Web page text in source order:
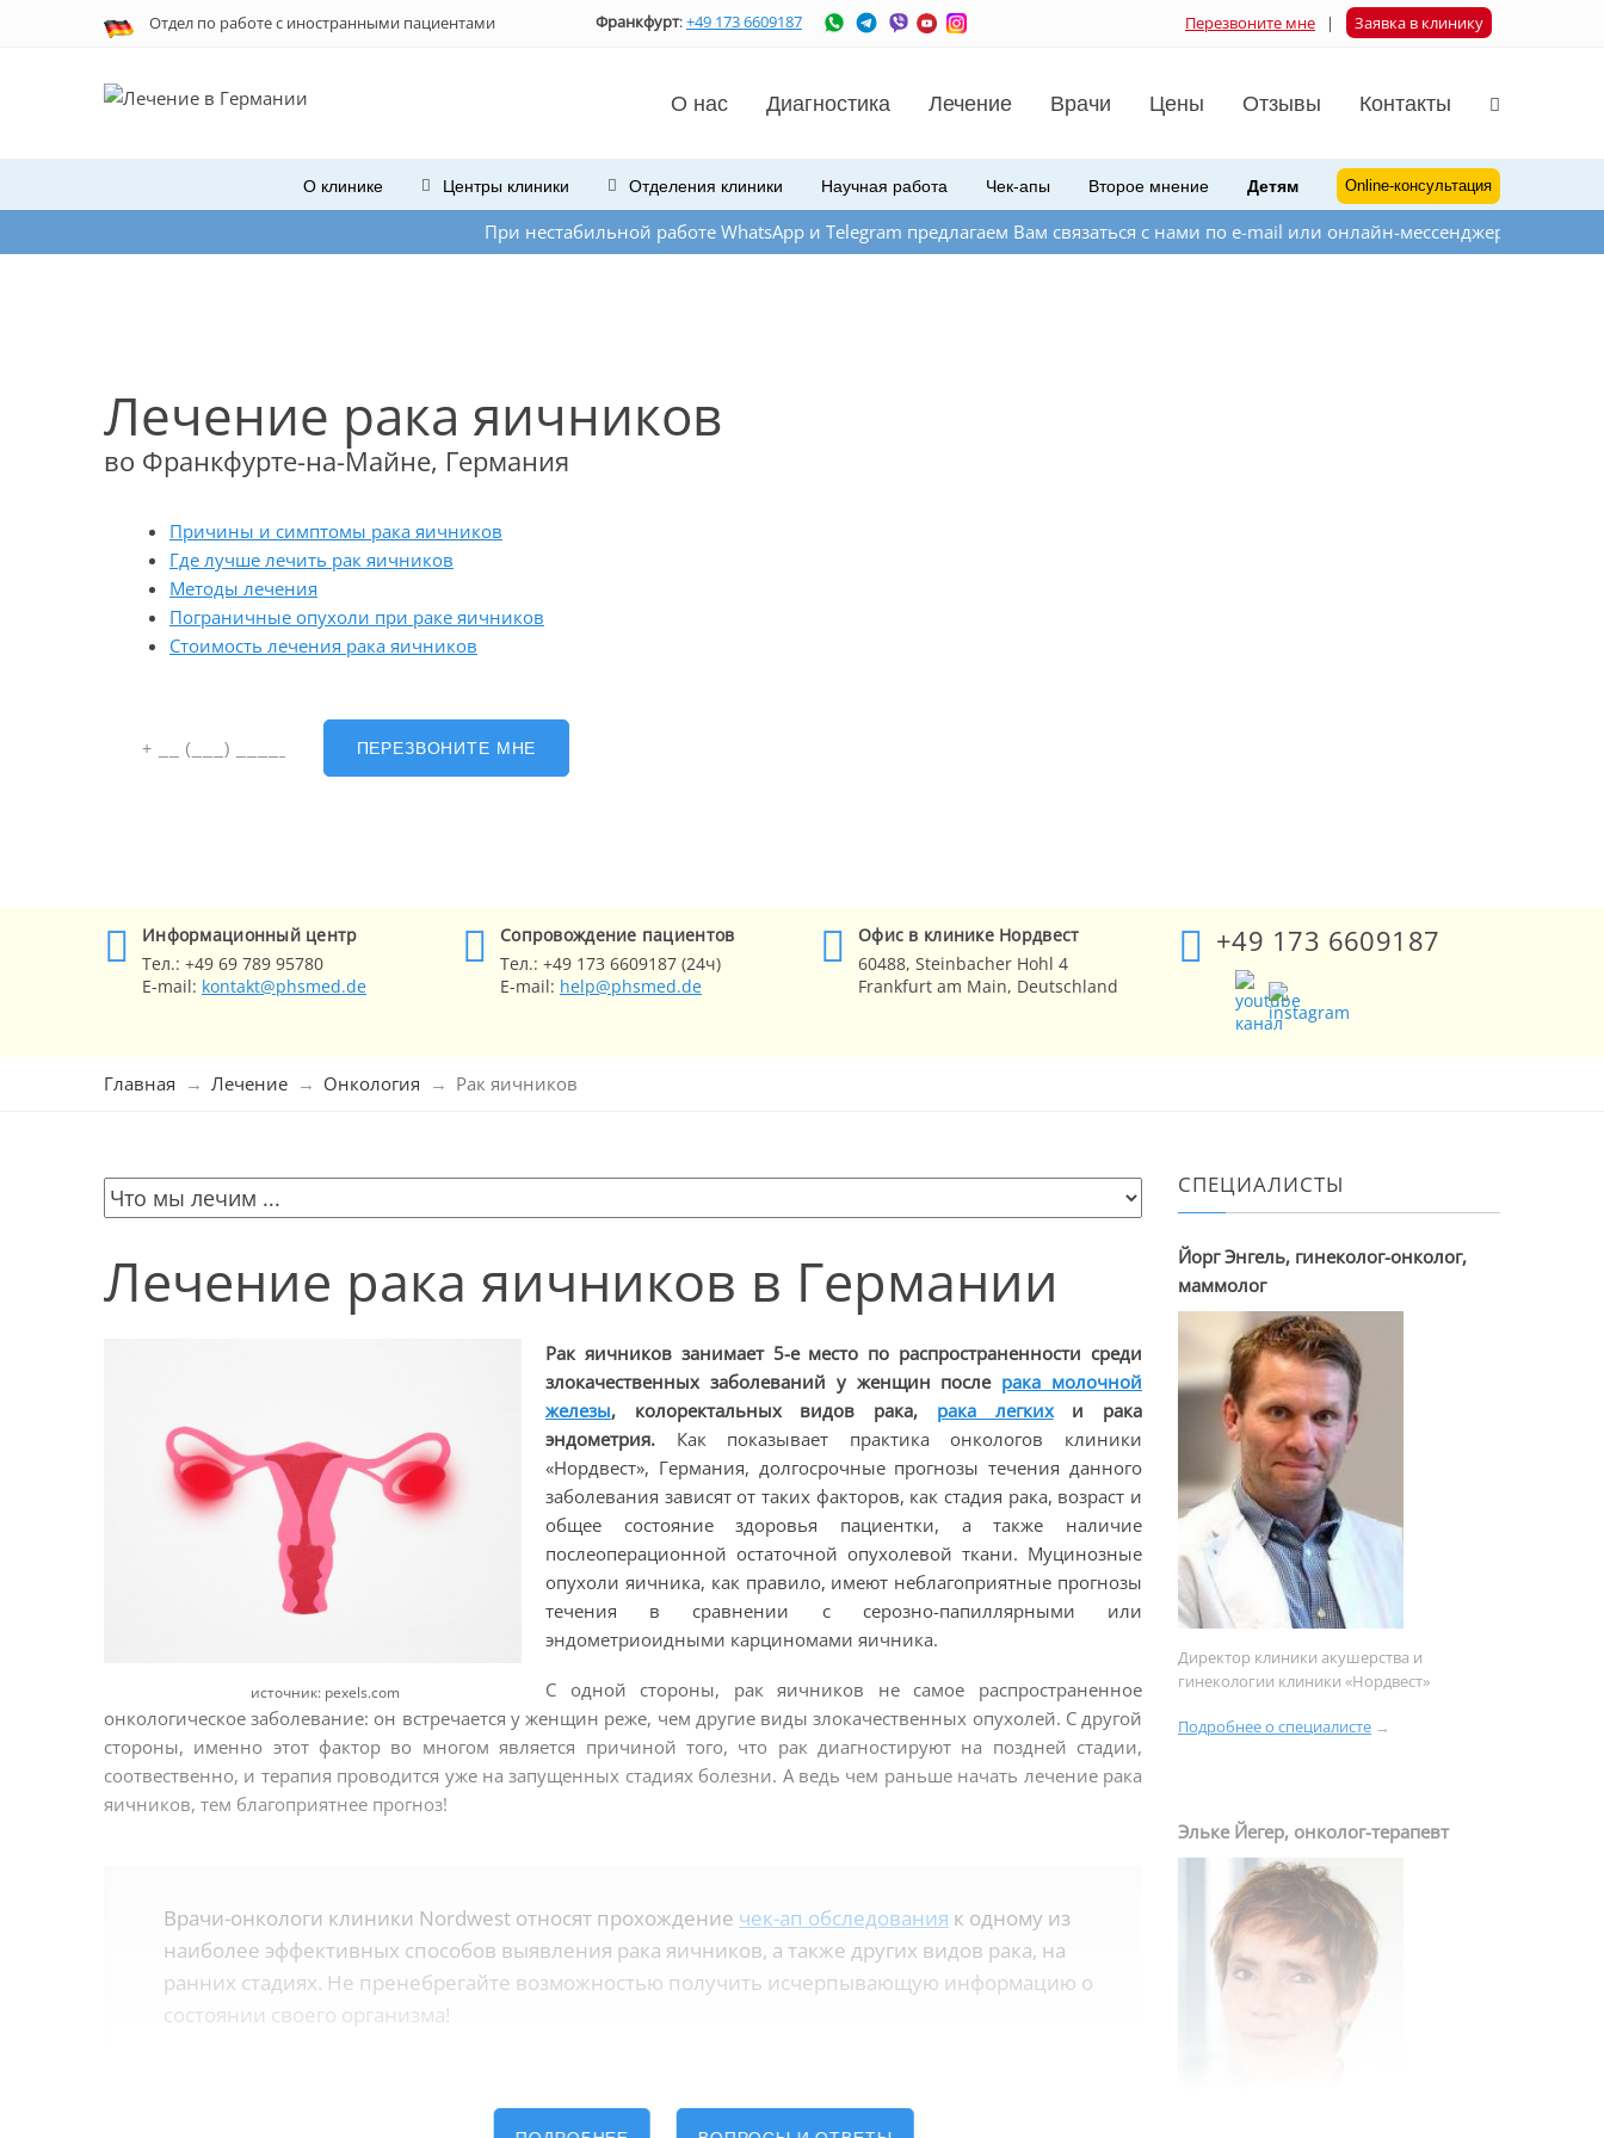
Отдел по работе с иностранными пациентами Франкфурт:+49 173 6609187 Перезвоните мне | Заявка в клинику
О нас Диагностика Лечение Врачи Цены Отзывы Контакты
О клинике Центры клиники Отделения клиники Научная работа Чек-апы Второе мнение Детям Online-консультация
При нестабильной работе WhatsApp и Telegram предлагаем Вам связаться с нами по e-mail или онлайн-мессенджера на сайте справа
Лечение рака яичников
во Франкфурте-на-Майне, Германия
Причины и симптомы рака яичников
Где лучше лечить рак яичников
Методы лечения
Пограничные опухоли при раке яичников
Стоимость лечения рака яичников
ПЕРЕЗВОНИТЕ МНЕ
Информационный центр
Тел.: +49 69 789 95780
E-mail: kontakt@phsmed.de
Cопровождение пациентов
Тел.: +49 173 6609187 (24ч)
E-mail: help@phsmed.de
Офис в клинике Нордвест
60488, Steinbacher Hohl 4
Frankfurt am Main, Deutschland
+49 173 6609187
Главная Лечение Онкология Рак яичников
Лечение рака яичников в Германии
источник: pexels.com
Рак яичников занимает 5-е место по распространенности среди
злокачественных заболеваний у женщин после рака молочной
железы, колоректальных видов рака, рака легкихи рака
эндометрия. Как показывает практика онкологов клиники
«Нордвест», Германия, долгосрочные прогнозы течения данного
заболевания зависят от таких факторов, как стадия рака, возраст и
общее состояние здоровья пациентки, а также наличие
послеоперационной остаточной опухолевой ткани. Муцинозные
опухоли яичника, как правило, имеют неблагоприятные прогнозы
течения в сравнении с серозно-папиллярными или
эндометриоидными карциномами яичника.
С одной стороны, рак яичников не самое распространенное
онкологическое заболевание: он встречается у женщин реже, чем другие виды злокачественных опухолей. С другой
стороны, именно этот фактор во многом является причиной того, что рак диагностируют на поздней стадии,
соотвественно, и терапия проводится уже на запущенных стадиях болезни. А ведь чем раньше начать лечение рака
яичников, тем благоприятнее прогноз!
Врачи-онкологи клиники Nordwest относят прохождение чек-ап обследования к одному из
наиболее эффективных способов выявления рака яичников, а также других видов рака, на
ранних стадиях. Не пренебрегайте возможностью получить исчерпывающую информацию о
состоянии своего организма!
СПЕЦИАЛИСТЫ
Йорг Энгель, гинеколог-онколог,
маммолог
Директор клиники акушерства и
гинекологии клиники «Нордвест»
Подробнее о специалисте →
Эльке Йегер, онколог-терапевт